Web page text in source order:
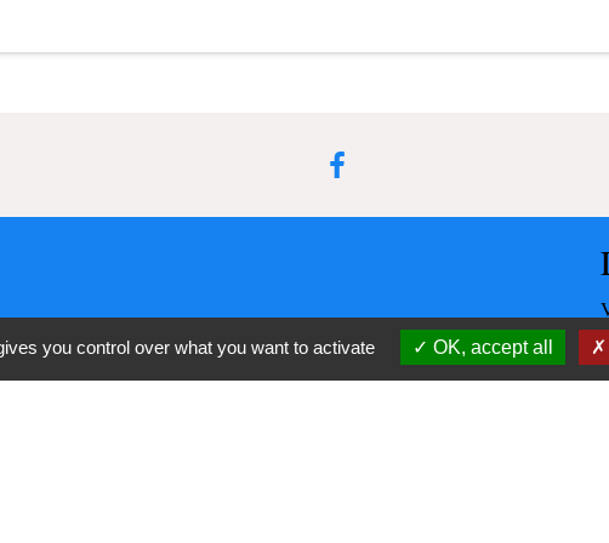
you control over what you want to activate OK, accept all